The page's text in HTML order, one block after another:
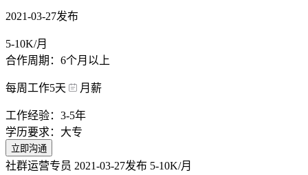
2021-03-27发布
5-10K/月
合作周期：6个月以上
每周工作5天 月薪
工作经验：3-5年
学历要求：大专
立即沟通
社群运营专员 2021-03-27发布 5-10K/月